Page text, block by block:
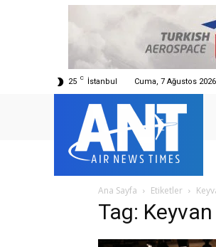
25 C İstanbul Cuma, 7 Ağustos 2026
Ana Sayfa Etiketler
Tag: Keyvan